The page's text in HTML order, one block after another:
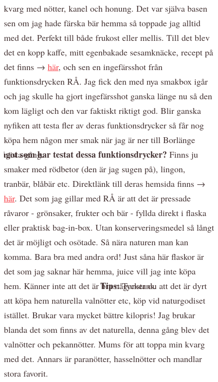
kvarg med nötter, kanel och honung. Det var själva basen
sen om jag hade färska bär hemma så toppade jag alltid
med det. Perfekt till både frukost eller mellis. Till det blev
det en kopp kaffe, mitt egenbakade sesamknäcke, recept på
det finns → här, och sen en ingefärsshot från
funktionsdrycken RÅ. Jag fick den med nya smakbox igår
och jag skulle ha gjort ingefärsshot ganska länge nu så den
kom lägligt och den var faktiskt riktigt god. Blir ganska
nyfiken att testa fler av deras funktionsdrycker så får nog
köpa hem någon mer smak när jag är ner till Borlänge
nästa gång.
som har testat dessa funktionsdrycker? Finns ju
smaker med rödbetor (den är jag sugen på), lingon,
tranbär, blåbär etc. Direktlänk till deras hemsida finns →
här. Det som jag gillar med RÅ är att det är pressade
råvaror - grönsaker, frukter och bär - fyllda direkt i flaska
eller praktisk bag-in-box. Utan konserveringsmedel så långt
det är möjligt och osötade. Så nära naturen man kan
komma. Bara bra med andra ord! Just såna här flaskor är
det som jag saknar här hemma, juice vill jag inte köpa
hem. Känner inte att det är bra någonstans.
Tips:Tycker du att det är dyrt
att köpa hem naturella valnötter etc, köp vid naturgodiset
istället. Brukar vara mycket bättre kilopris! Jag brukar
blanda det som finns av det naturella, denna gång blev det
valnötter och pekannötter. Mums för att toppa min kvarg
med det. Annars är paranötter, hasselnötter och mandlar
stora favorit.